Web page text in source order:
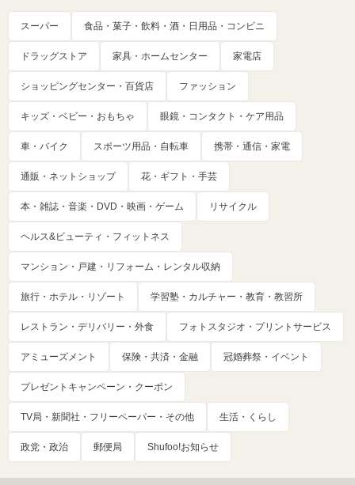
スーパー 食品・菓子・飲料・酒・日用品・コンビニ
ドラッグストア 家具・ホームセンター 家電店
ショッピングセンター・百貨店 ファッション
キッズ・ベビー・おもちゃ 眼鏡・コンタクト・ケア用品
車・バイク スポーツ用品・自転車 携帯・通信・家電
通販・ネットショップ 花・ギフト・手芸
本・雑誌・音楽・DVD・映画・ゲーム リサイクル
ヘルス&ビューティ・フィットネス
マンション・戸建・リフォーム・レンタル収納
旅行・ホテル・リゾート 学習塾・カルチャー・教育・教習所
レストラン・デリバリー・外食 フォトスタジオ・プリントサービス
アミューズメント 保険・共済・金融 冠婚葬祭・イベント
プレゼントキャンペーン・クーポン
TV局・新聞社・フリーペーパー・その他 生活・くらし
政党・政治 郵便局 Shufoo!お知らせ